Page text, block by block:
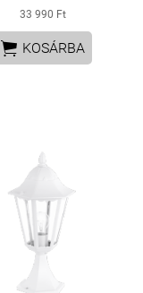
33 990 Ft
 KOSÁRBA